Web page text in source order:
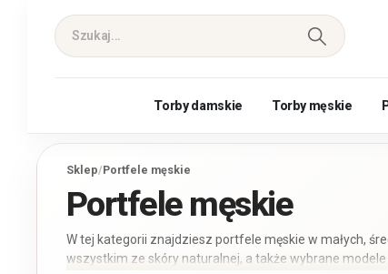
Torby damskie Torby męskie
Sklep/Portfele męskie
Portfele męskie
W tej kategorii znajdziesz portfele męskie w małych,
wszystkim ze skóry naturalnej, a także wybrane